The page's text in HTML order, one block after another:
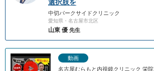
選択肢を
中切パークサイドクリニック
愛知県・名古屋市北区
山東 優 先生
動画
名古屋むらもと内視鏡クリニック 栄院